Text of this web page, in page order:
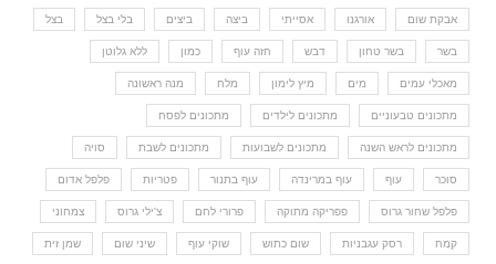
אבקת שום אורגנו אסייתי ביצה ביצים בלי בצל בצל
בשר בשר טחון דבש חזה עוף כמון ללא גלוטן
מאכלי עמים מים מיץ לימון מלח מנה ראשונה
מתכונים טבעוניים מתכונים לילדים מתכונים לפסח
מתכונים לראש השנה מתכונים לשבועות מתכונים לשבת סויה
סוכר עוף עוף במרינדה עוף בתנור פטריות פלפל אדום
פלפל שחור גרוס פפריקה מתוקה פרורי לחם צ'ילי גרוס צמחוני
קמח רסק עגבניות שום כתוש שוקי עוף שיני שום שמן זית